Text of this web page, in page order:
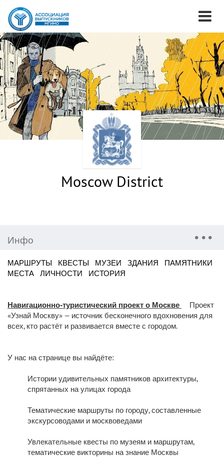
Moscow District
Инфо
МАРШРУТЫ КВЕСТЫ МУЗЕИ ЗДАНИЯ
ПАМЯТНИКИ
МЕСТА
ЛИЧНОСТИ ИСТОРИЯ
Навигационно-туристический проект о Москве
Проект
«Узнай Москву» — источник бесконечного вдохновения для
всех, кто растёт и развивается вместе с городом.
У нас на странице вы найдёте:
Истории удивительных памятников архитектуры,
спрятанных на улицах города
Тематические маршруты по городу, составленные
экскурсоводами и москвоведами
Увлекательные квесты по музеям и маршрутам,
тематические викторины на знание Москвы